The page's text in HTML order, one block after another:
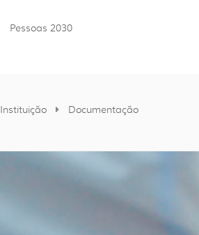
Pessoas 2030
Instituição Documentação